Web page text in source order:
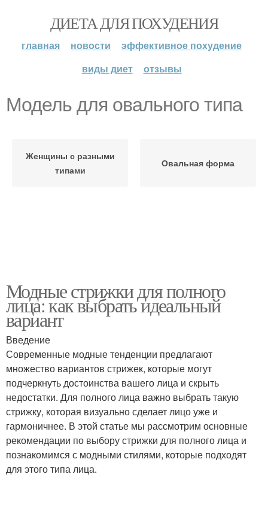
ДИЕТА ДЛЯ ПОХУДЕНИЯ
главная новости
эффективное похудение
виды диет
отзывы
Модель для овального типа
Женщины с разными
типами
Овальная форма
Модные стрижки для полного
лица: как выбрать идеальный
вариант
Введение
Современные модные тенденции предлагают
множество вариантов стрижек, которые могут
подчеркнуть достоинства вашего лица и скрыть
недостатки. Для полного лица важно выбрать такую
стрижку, которая визуально сделает лицо уже и
гармоничнее. В этой статье мы рассмотрим основные
рекомендации по выбору стрижки для полного лица и
познакомимся с модными стилями, которые подходят
для этого типа лица.